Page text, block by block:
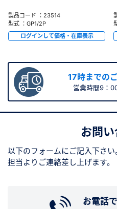
製品コード ：23514
型式 ：GP1/2P
ログインして価格・在庫表示
17時までの
営業時間9：
お問
以下のフォームにご記入下さい
担当よりご連絡差し上げます。
お電話